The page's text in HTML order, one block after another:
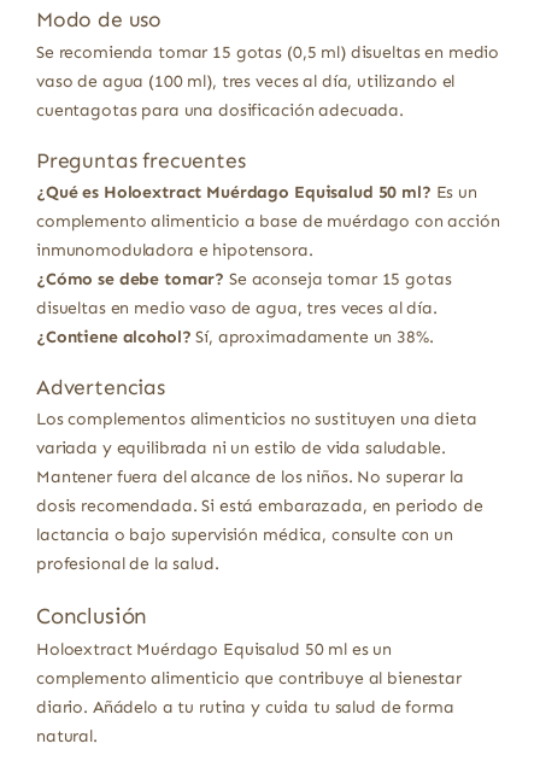
Modo de uso
Se recomienda tomar 15 gotas (0,5 ml) disueltas en medio
vaso de agua (100 ml), tres veces al día, utilizando el
cuentagotas para una dosificación adecuada.
Preguntas frecuentes
¿Qué es Holoextract Muérdago Equisalud 50 ml? Es un
complemento alimenticio a base de muérdago con acción
inmunomoduladora e hipotensora.
¿Cómo se debe tomar? Se aconseja tomar 15 gotas
disueltas en medio vaso de agua, tres veces al día.
¿Contiene alcohol? Sí, aproximadamente un 38%.
Advertencias
Los complementos alimenticios no sustituyen una dieta
variada y equilibrada ni un estilo de vida saludable.
Mantener fuera del alcance de los niños. No superar la
dosis recomendada. Si está embarazada, en periodo de
lactancia o bajo supervisión médica, consulte con un
profesional de la salud.
Conclusión
Holoextract Muérdago Equisalud 50 ml es un
complemento alimenticio que contribuye al bienestar
diario. Añádelo a tu rutina y cuida tu salud de forma
natural.